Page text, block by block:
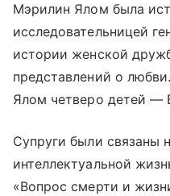
Мэрилин Ялом была
исследовательницей
истории женской
представлений о
Ялом четверо детей —
Супруги были связаны
интеллектуальной
«Вопрос смерти и